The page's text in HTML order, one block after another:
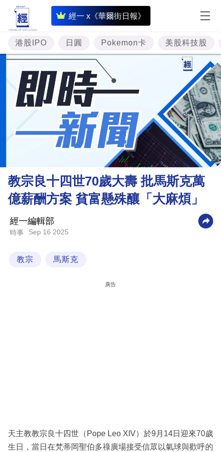
經一 x《華爾街日報》
即
時
財
經
專
題
投
資
樓
市
財
商
科
區
港股IPO 日圓 Pokemon卡 美股科技股
教宗良十四世70歲大壽 批馬斯克萬
億薪酬方案 貧富懸殊釀「大麻煩」
經一編輯部
時事 Sep 16 2025
教宗 馬斯克
廣告
天主教教宗良十四世（Pope Leo XIV）於9月14日迎來70歲
生日，當日在梵蒂岡聖伯多祿廣場接受信眾以氣球與歡呼的